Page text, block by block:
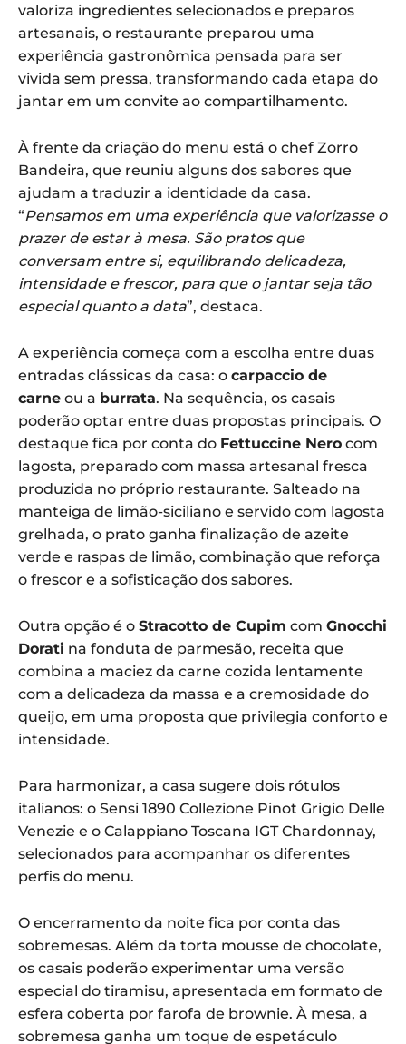
valoriza ingredientes selecionados e preparos
artesanais, o restaurante preparou uma
experiência gastronômica pensada para ser
vivida sem pressa, transformando cada etapa do
jantar em um convite ao compartilhamento.
À frente da criação do menu está o chef Zorro
Bandeira, que reuniu alguns dos sabores que
ajudam a traduzir a identidade da casa.
“Pensamos em uma experiência que valorizasse o
prazer de estar à mesa. São pratos que
conversam entre si, equilibrando delicadeza,
intensidade e frescor, para que o jantar seja tão
especial quanto a data”, destaca.
A experiência começa com a escolha entre duas
entradas clássicas da casa: o carpaccio de
carne ou a burrata. Na sequência, os casais
poderão optar entre duas propostas principais. O
destaque fica por conta do Fettuccine Nero com
lagosta, preparado com massa artesanal fresca
produzida no próprio restaurante. Salteado na
manteiga de limão-siciliano e servido com lagosta
grelhada, o prato ganha finalização de azeite
verde e raspas de limão, combinação que reforça
o frescor e a sofisticação dos sabores.
Outra opção é o Stracotto de Cupim com Gnocchi
Dorati na fonduta de parmesão, receita que
combina a maciez da carne cozida lentamente
com a delicadeza da massa e a cremosidade do
queijo, em uma proposta que privilegia conforto e
intensidade.
Para harmonizar, a casa sugere dois rótulos
italianos: o Sensi 1890 Collezione Pinot Grigio Delle
Venezie e o Calappiano Toscana IGT Chardonnay,
selecionados para acompanhar os diferentes
perfis do menu.
O encerramento da noite fica por conta das
sobremesas. Além da torta mousse de chocolate,
os casais poderão experimentar uma versão
especial do tiramisu, apresentada em formato de
esfera coberta por farofa de brownie. À mesa, a
sobremesa ganha um toque de espetáculo